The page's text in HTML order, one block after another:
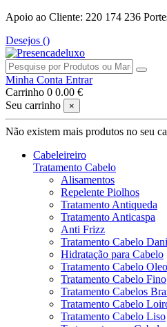
Apoio ao Cliente: 220 174 236
Desejos ()
Minha Conta Entrar
Carrinho 0 0.00 €
Seu carrinho
×
Não existem mais produtos no seu
Cabeleireiro
Tratamento Cabelo
Alisamentos
Repelente Piolhos
Tratamento Antiqueda
Tratamento Anticaspa
Anti Frizz
Tratamento Cabelo
Hidratação para Cabelo
Tratamento Cabelo
Tratamento Cabelo Fino
Tratamento Cabelos
Tratamento Cabelo
Tratamento Cabelo Liso